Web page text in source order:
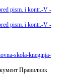
skola-kneginja-
Правилник